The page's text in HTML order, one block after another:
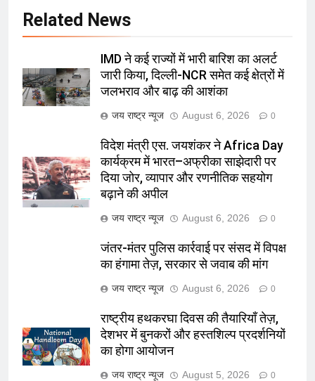
Related News
IMD ने कई राज्यों में भारी बारिश का अलर्ट
जारी किया, दिल्ली-NCR समेत कई क्षेत्रों में
जलभराव और बाढ़ की आशंका
जय राष्ट्र न्यूज August 6, 2026 0
विदेश मंत्री एस. जयशंकर ने Africa Day
कार्यक्रम में भारत–अफ्रीका साझेदारी पर
दिया जोर, व्यापार और रणनीतिक सहयोग
बढ़ाने की अपील
जय राष्ट्र न्यूज August 6, 2026 0
जंतर-मंतर पुलिस कार्रवाई पर संसद में विपक्ष
का हंगामा तेज़, सरकार से जवाब की मांग
जय राष्ट्र न्यूज August 6, 2026 0
राष्ट्रीय हथकरघा दिवस की तैयारियाँ तेज़,
देशभर में बुनकरों और हस्तशिल्प प्रदर्शनियों
का होगा आयोजन
जय राष्ट्र न्यूज August 5, 2026 0